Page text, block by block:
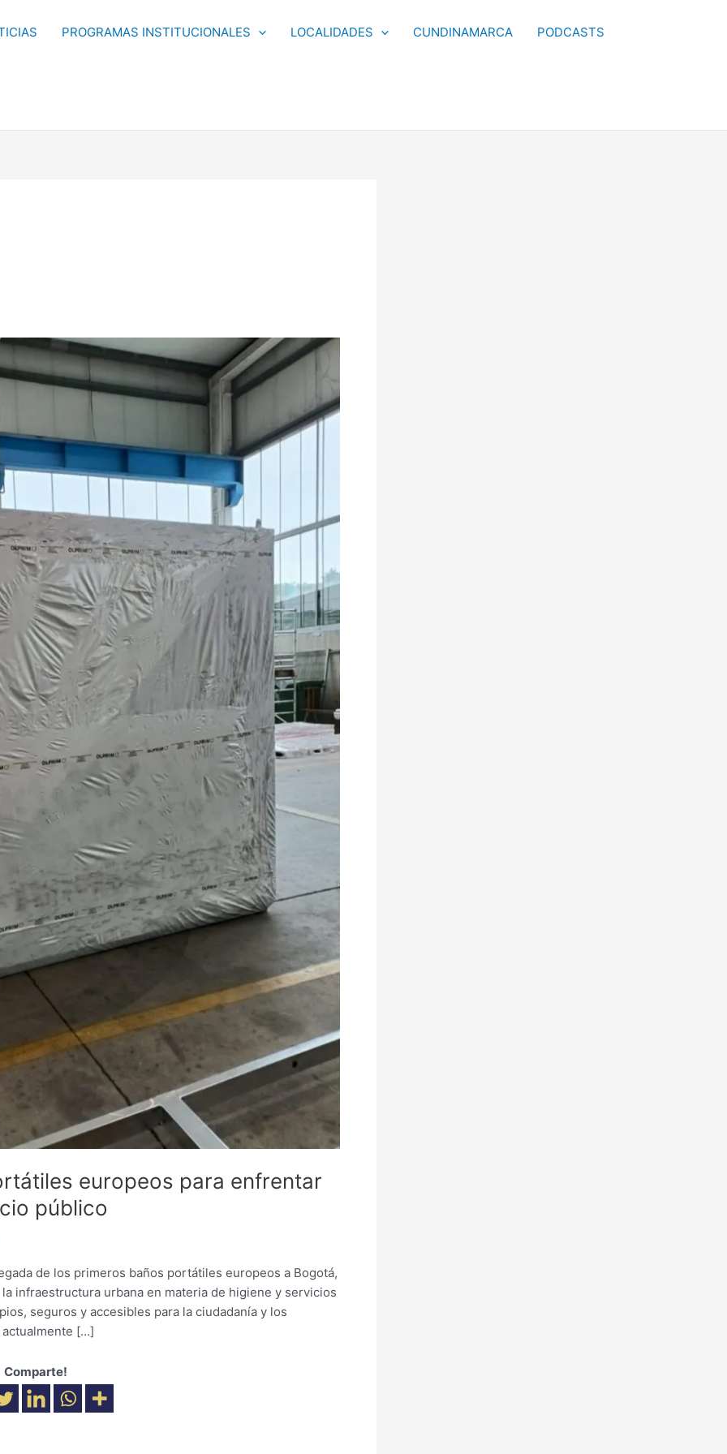
PROGRAMAS INSTITUCIONALES LOCALIDADES CUNDINAMARCA PODCASTS
europeos para enfrentar
público
de los primeros baños portátiles europeos a Bogotá,
infraestructura urbana en materia de higiene y servicios
seguros y accesibles para la ciudadanía y los
[…]
Comparte!